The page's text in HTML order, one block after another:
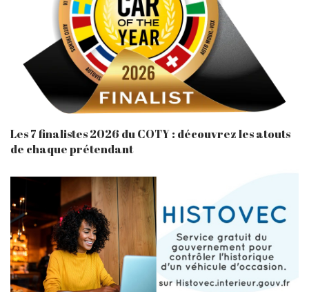
Les 7 finalistes 2026 du COTY : découvrez les atouts
de chaque prétendant